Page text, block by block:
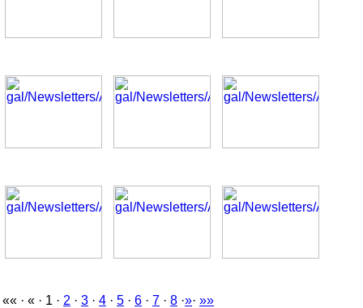
«« · « · 1 · 2 · 3 · 4 · 5 · 6 · 7 · 8 ·»· »»